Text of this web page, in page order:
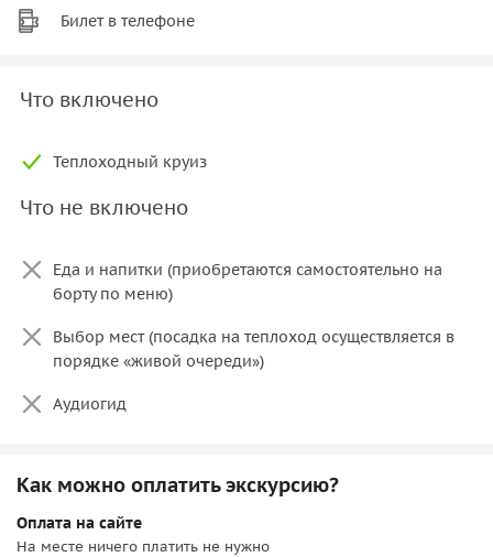
Билет в телефоне
Что включено
Теплоходный круиз
Что не включено
Еда и напитки (приобретаются самостоятельно на
борту по меню)
Выбор мест (посадка на теплоход осуществляется в
порядке «живой очереди»)
Аудиогид
Как можно оплатить экскурсию?
Оплата на сайте
На месте ничего платить не нужно